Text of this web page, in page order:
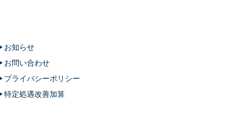
お知らせ
お問い合わせ
プライバシーポリシー
特定処遇改善加算